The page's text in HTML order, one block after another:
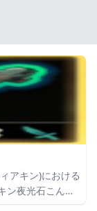
アキン)における
ン夜光石こん棒